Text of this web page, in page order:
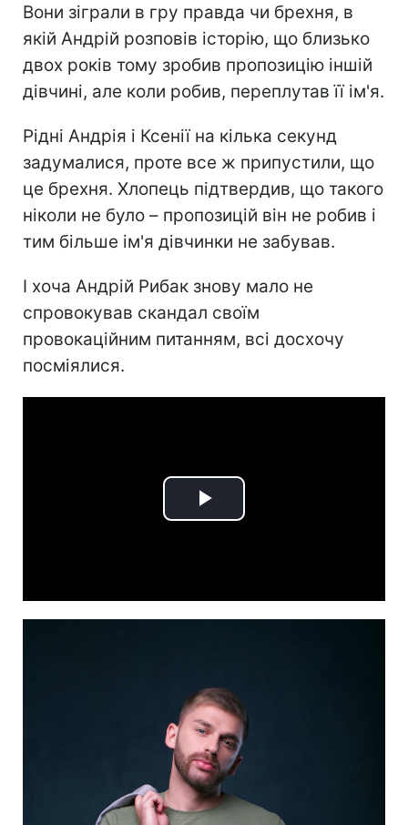
Вони зіграли в гру правда чи брехня, в
якій Андрій розповів історію, що близько
двох років тому зробив пропозицію іншій
дівчині, але коли робив, переплутав її ім'я.
Рідні Андрія і Ксенії на кілька секунд
задумалися, проте все ж припустили, що
це брехня. Хлопець підтвердив, що такого
ніколи не було – пропозицій він не робив і
тим більше ім'я дівчинки не забував.
І хоча Андрій Рибак знову мало не
спровокував скандал своїм
провокаційним питанням, всі досхочу
посміялися.
Play